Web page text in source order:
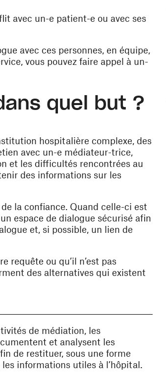
avec un-e patient-e ou avec ses
avec ces personnes, en équipe,
vous pouvez faire appel à un-
quel but ?
hospitalière complexe, des
avec un-e médiateur-trice,
et les difficultés rencontrées au
des informations sur les
la confiance. Quand celle-ci est
espace de dialogue sécurisé afin
et, si possible, un lien de
requête ou qu’il n’est pas
des alternatives qui existent
de médiation, les
et analysent les
de restituer, sous une forme
informations utiles à l’hôpital.